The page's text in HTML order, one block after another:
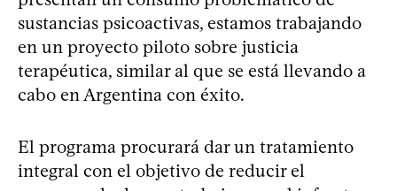
sustancias psicoactivas, estamos trabajando
en un proyecto piloto sobre justicia
terapéutica, similar al que se está llevando a
cabo en Argentina con éxito.
El programa procurará dar un tratamiento
integral con el objetivo de reducir el